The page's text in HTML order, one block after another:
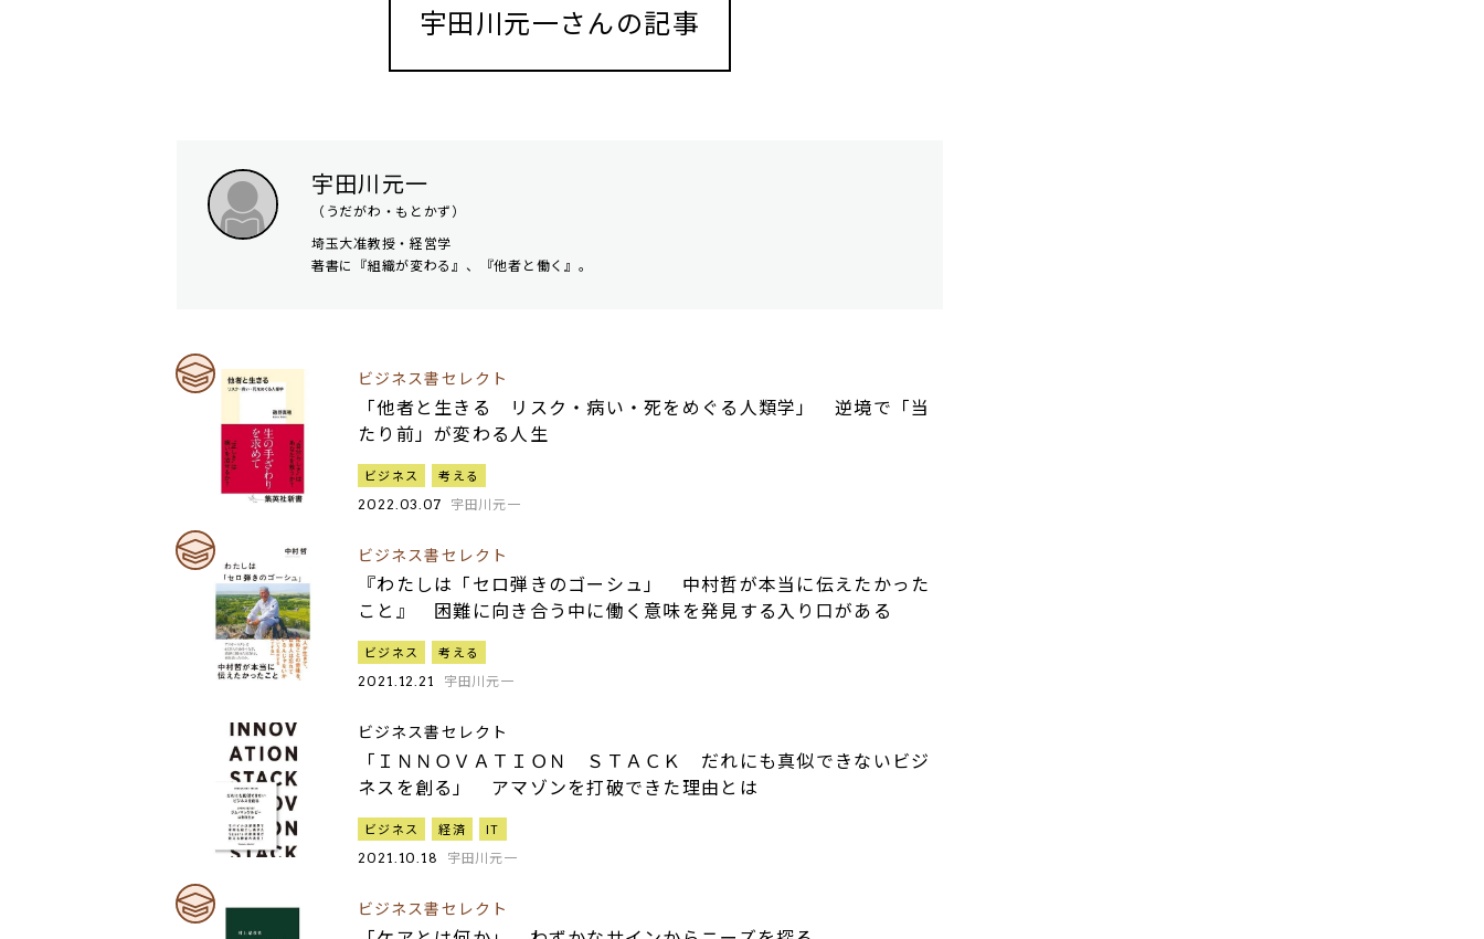
宇田川元一さんの記事
宇田川元一
（うだがわ・もとかず）
埼玉大准教授・経営学
著書に『組織が変わる』、『他者と働く』。
ビジネス書セレクト
「他者と生きる リスク・病い・死をめぐる人類学」 逆境で「当
たり前」が変わる人生
ビジネス 考える
2022.03.07 宇田川元一
ビジネス書セレクト
『わたしは「セロ弾きのゴーシュ」 中村哲が本当に伝えたかった
こと』 困難に向き合う中に働く意味を発見する入り口がある
ビジネス 考える
2021.12.21 宇田川元一
ビジネス書セレクト
「ＩＮＮＯＶＡＴＩＯＮ ＳＴＡＣＫ だれにも真似できないビジ
ネスを創る」 アマゾンを打破できた理由とは
ビジネス 経済 IT
2021.10.18 宇田川元一
ビジネス書セレクト